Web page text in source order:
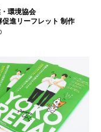
環境協会
促進リーフレット 制作